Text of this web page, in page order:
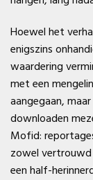
Hoewel het
enigszins
waardering
met een
aangegaan,
downloaden
Mofid:
zowel
een half-